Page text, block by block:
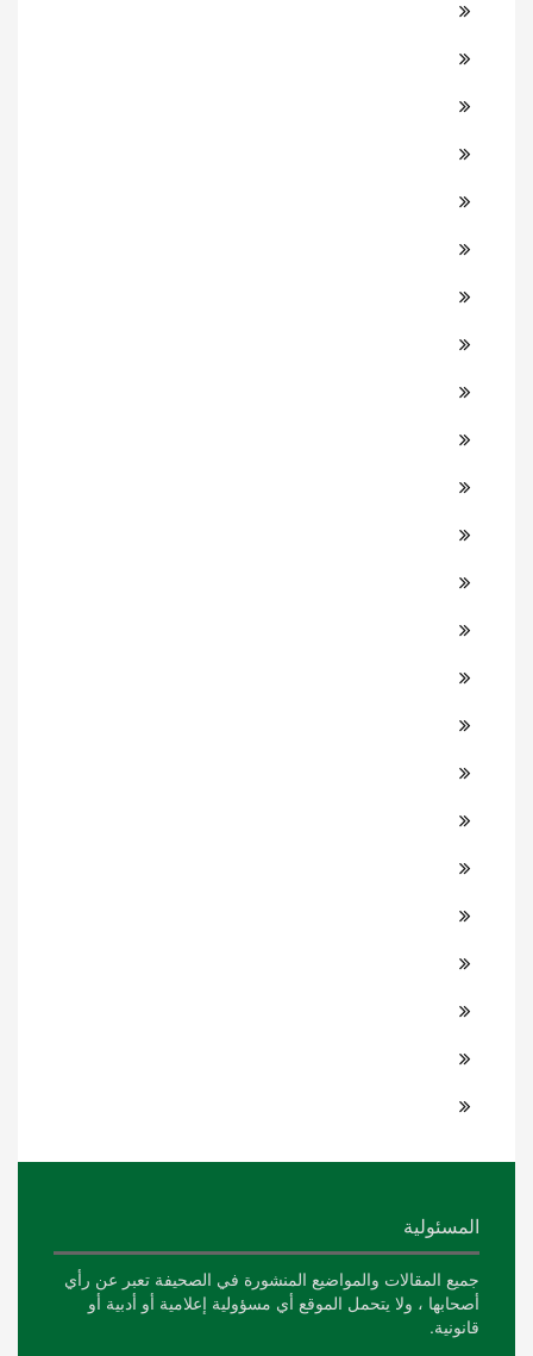
المسئولية
جميع المقالات والمواضيع المنشورة في الصحيفة تعبر عن رأي
أصحابها ، ولا يتحمل الموقع أي مسؤولية إعلامية أو أدبية أو
قانونية.